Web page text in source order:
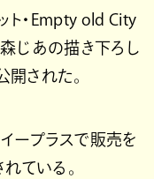
ト・Empty old City
森じあの描き下ろし
開された。
イープラスで販売を
ている。